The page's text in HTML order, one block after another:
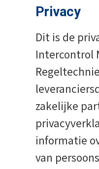
Privacy
Dit is de
Intercontrol
zakelijke
informatie
van